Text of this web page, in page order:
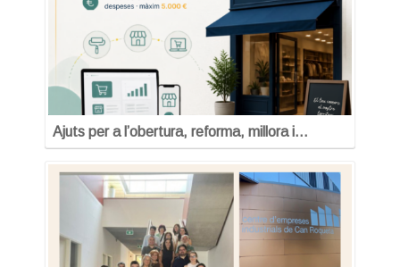
Ajuts per a l’obertura, reforma, millora i…